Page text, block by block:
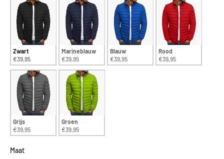
Zwart
€39,95
Marineblauw
€39,95
Blauw
€39,95
Rood
€39,95
Grijs
€39,95
Groen
€39,95
MaatMaat